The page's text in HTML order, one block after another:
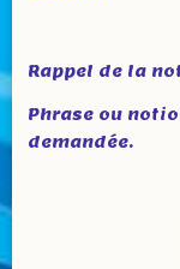
Rappel de la
Phrase ou
demandée.